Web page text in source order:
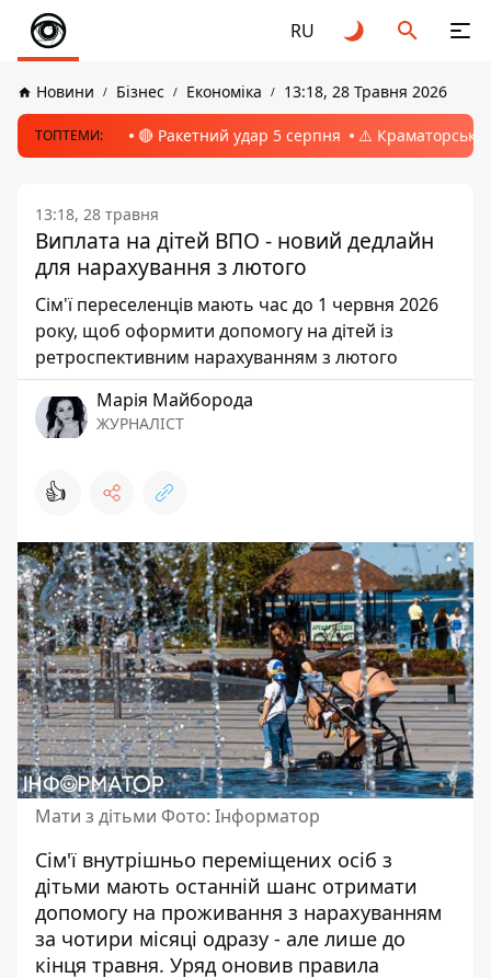
RU
Новини Бізнес Економіка 13:18, 28 Травня 2026
ТОПТЕМИ: 🔴 Ракетний удар 5 серпня ⚠️ Краматорськ,
13:18, 28 травня
Виплата на дітей ВПО - новий дедлайн
для нарахування з лютого
Сім'ї переселенців мають час до 1 червня 2026
року, щоб оформити допомогу на дітей із
ретроспективним нарахуванням з лютого
Марія Майборода
ЖУРНАЛІСТ
👍
Мати з дітьми Фото: Інформатор
Сім'ї внутрішньо переміщених осіб з
дітьми мають останній шанс отримати
допомогу на проживання з нарахуванням
за чотири місяці одразу - але лише до
кінця травня. Уряд оновив правила